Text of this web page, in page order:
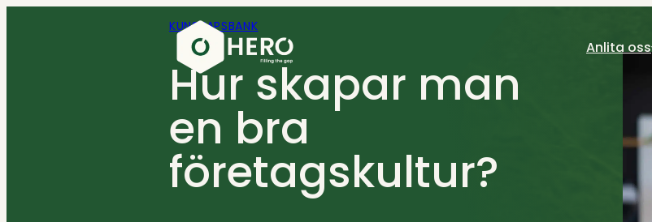
Anlita oss
KUNSKAPSBANK
Hur skapar man
en bra
företagskultur?